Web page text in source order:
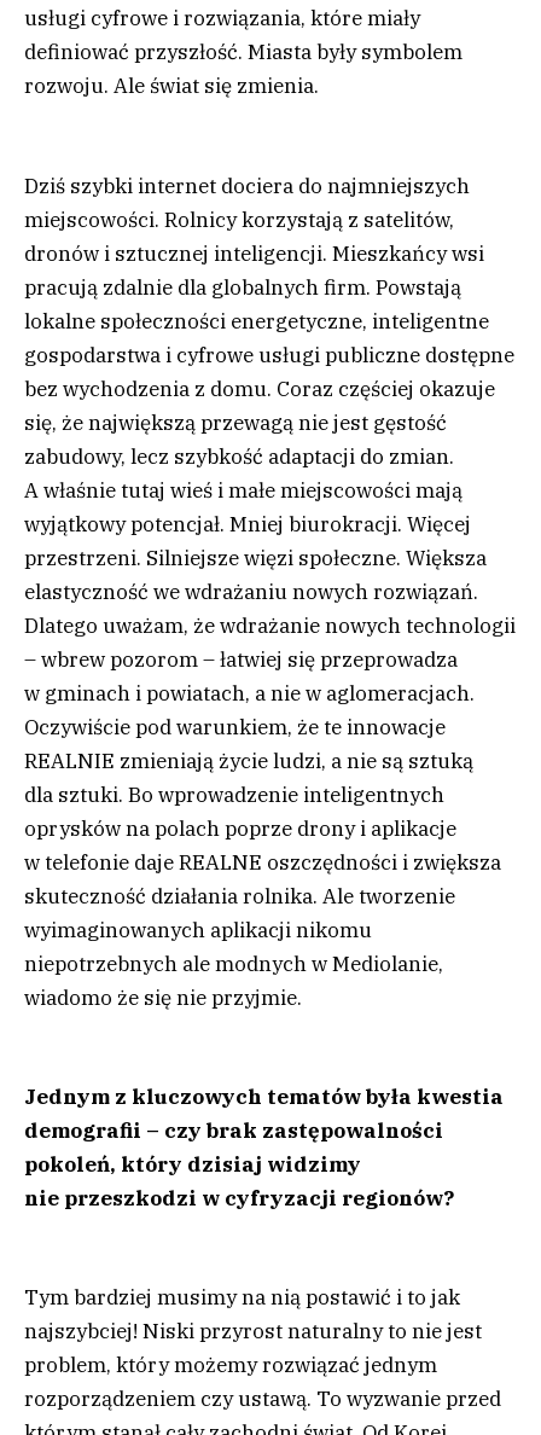
usługi cyfrowe i rozwiązania, które miały
definiować przyszłość. Miasta były symbolem
rozwoju. Ale świat się zmienia.
Dziś szybki internet dociera do najmniejszych
miejscowości. Rolnicy korzystają z satelitów,
dronów i sztucznej inteligencji. Mieszkańcy wsi
pracują zdalnie dla globalnych firm. Powstają
lokalne społeczności energetyczne, inteligentne
gospodarstwa i cyfrowe usługi publiczne dostępne
bez wychodzenia z domu. Coraz częściej okazuje
się, że największą przewagą nie jest gęstość
zabudowy, lecz szybkość adaptacji do zmian.
A właśnie tutaj wieś i małe miejscowości mają
wyjątkowy potencjał. Mniej biurokracji. Więcej
przestrzeni. Silniejsze więzi społeczne. Większa
elastyczność we wdrażaniu nowych rozwiązań.
Dlatego uważam, że wdrażanie nowych technologii
– wbrew pozorom – łatwiej się przeprowadza
w gminach i powiatach, a nie w aglomeracjach.
Oczywiście pod warunkiem, że te innowacje
REALNIE zmieniają życie ludzi, a nie są sztuką
dla sztuki. Bo wprowadzenie inteligentnych
oprysków na polach poprze drony i aplikacje
w telefonie daje REALNE oszczędności i zwiększa
skuteczność działania rolnika. Ale tworzenie
wyimaginowanych aplikacji nikomu
niepotrzebnych ale modnych w Mediolanie,
wiadomo że się nie przyjmie.
Jednym z kluczowych tematów była kwestia
demografii – czy brak zastępowalności
pokoleń, który dzisiaj widzimy
nie przeszkodzi w cyfryzacji regionów?
Tym bardziej musimy na nią postawić i to jak
najszybciej! Niski przyrost naturalny to nie jest
problem, który możemy rozwiązać jednym
rozporządzeniem czy ustawą. To wyzwanie przed